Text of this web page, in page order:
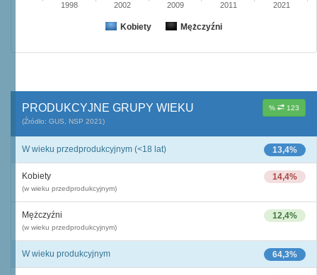
Kobiety Mężczyźni
1998 2002 2009 2011 2021
% 123
PRODUKCYJNE GRUPY WIEKU
(Źródło: GUS, NSP 2021)
13,4%
W wieku przedprodukcyjnym (<18 lat)
14,4%
Kobiety
(w wieku przedprodukcyjnym)
12,4%
Mężczyźni
(w wieku przedprodukcyjnym)
64,3%
W wieku produkcyjnym